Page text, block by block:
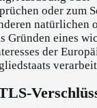
oder zum
natürlichen
Gründen eines
der